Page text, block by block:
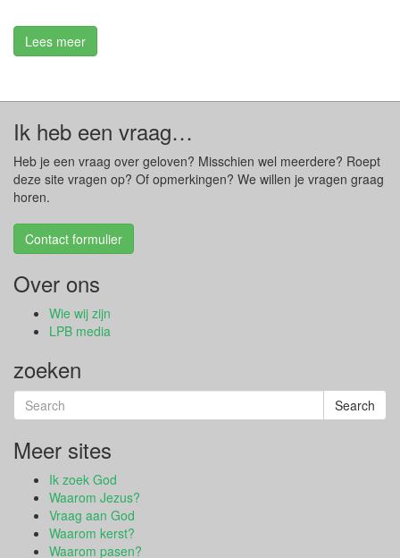
Lees meer
Ik heb een vraag…
Heb je een vraag over geloven? Misschien wel meerdere? Roept
deze site vragen op? Of opmerkingen? We willen je vragen graag
horen.
Contact formulier
Over ons
Wie wij zijn
LPB media
zoeken
Search
for:
Search
Meer sites
Ik zoek God
Waarom Jezus?
Vraag aan God
Waarom kerst?
Waarom pasen?